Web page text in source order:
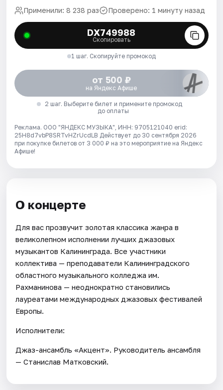
Применили: 8 238 раз Проверено: 1 минуту назад
DX749988
Скопировать
1 шаг. Скопируйте промокод
от 500 ₽
на Яндекс Афише
2 шаг. Выберите билет и примените промокод
до оплаты
Реклама. ООО "ЯНДЕКС МУЗЫКА", ИНН: 9705121040 erid:
25H8d7vbP8SRTvHZrUcdLB Действует до 30 сентября 2026
при покупке билетов от 3 000 ₽ на это мероприятие на Яндекс
Афише!
О концерте
Для вас прозвучит золотая классика жанра в
великолепном исполнении лучших джазовых
музыкантов Калининграда. Все участники
коллектива — преподаватели Калининградского
областного музыкального колледжа им.
Рахманинова — неоднократно становились
лауреатами международных джазовых фестивалей
Европы.
Исполнители:
Джаз-ансамбль «Акцент». Руководитель ансамбля
— Станислав Матковский.